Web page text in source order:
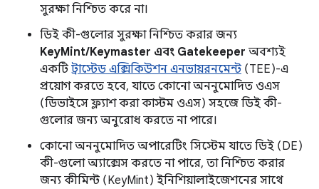
সুরক্ষা নিশ্চিত করে না।
ডিই কী-গুলোর সুরক্ষা নিশ্চিত করার জন্য
KeyMint/Keymaster এবং Gatekeeper অবশ্যই
একটি ট্রাস্টেড এক্সিকিউশন এনভায়রনমেন্ট (TEE)-এ
প্রয়োগ করতে হবে, যাতে কোনো অননুমোদিত ওএস
(ডিভাইসে ফ্ল্যাশ করা কাস্টম ওএস) সহজে ডিই কী-
গুলোর জন্য অনুরোধ করতে না পারে।
কোনো অননুমোদিত অপারেটিং সিস্টেম যাতে ডিই (DE)
কী-গুলো অ্যাক্সেস করতে না পারে, তা নিশ্চিত করার
জন্য কীমিন্ট (KeyMint) ইনিশিয়ালাইজেশনের সাথে